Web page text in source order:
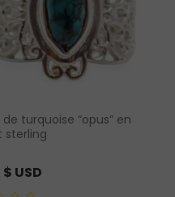
de turquoise “opus” en
sterling
$ USD